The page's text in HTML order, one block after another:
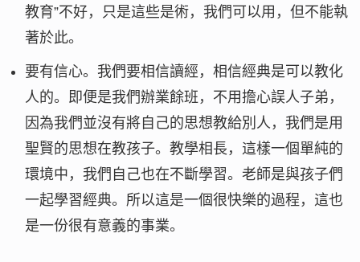
教育”不好，只是這些是術，我們可以用，但不能執
著於此。
要有信心。我們要相信讀經，相信經典是可以教化
人的。即便是我們辦業餘班，不用擔心誤人子弟，
因為我們並沒有將自己的思想教給別人，我們是用
聖賢的思想在教孩子。教學相長，這樣一個單純的
環境中，我們自己也在不斷學習。老師是與孩子們
一起學習經典。所以這是一個很快樂的過程，這也
是一份很有意義的事業。